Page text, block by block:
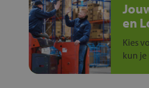
en
Kies
kun je